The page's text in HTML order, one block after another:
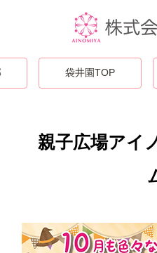
袋井園TOP
親子広場アイ